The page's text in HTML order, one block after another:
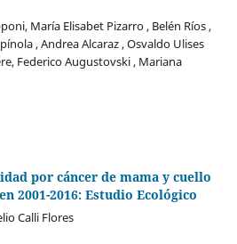
María Elisabet Pizarro , Belén Ríos ,
, Andrea Alcaraz , Osvaldo Ulises
Federico Augustovski , Mariana
por cáncer de mama y cuello
2001-2016: Estudio Ecológico
Calli Flores